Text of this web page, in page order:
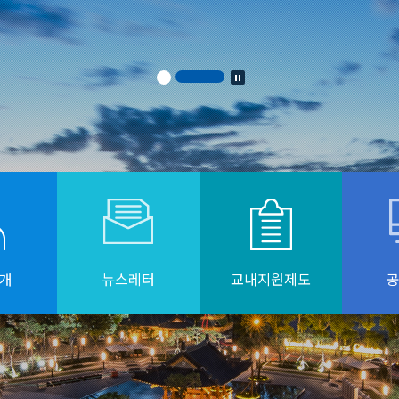
뉴스레터 교내지원제도